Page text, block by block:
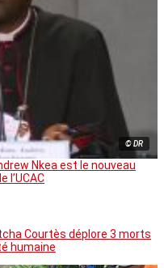
© DR
Nkea est le nouveau
l’UCAC
Courtès déplore 3 morts
humaine